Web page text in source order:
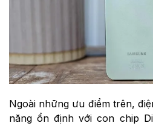
Ngoài những ưu điểm trên,
năng ổn định với con chip